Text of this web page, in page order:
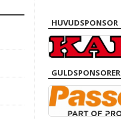
HUVUDSPONSOR
GULDSPONSORER